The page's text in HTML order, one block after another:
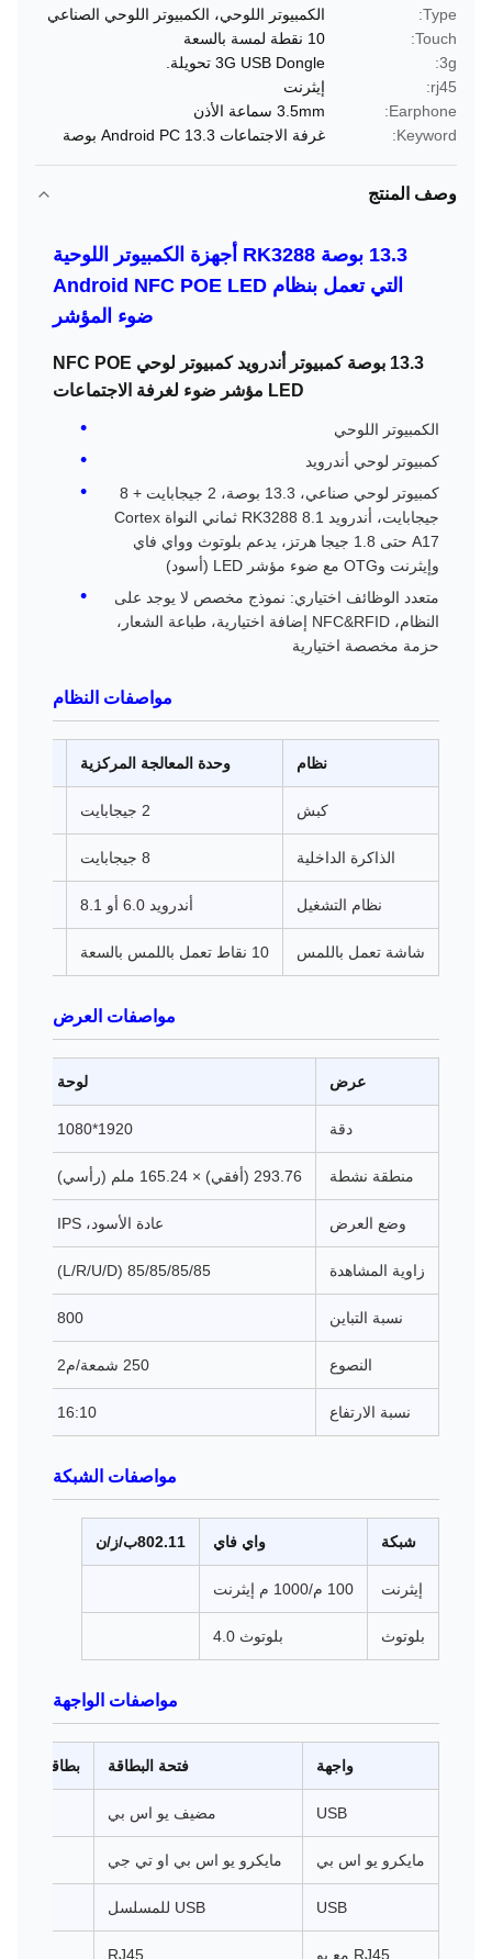
Type:
الكمبيوتر اللوحي، الكمبيوتر اللوحي الصناعي
Touch:
10 نقطة لمسة بالسعة
3g:
3G USB Dongle تحويلة.
rj45:
إيثرنت
Earphone:
3.5mm سماعة الأذن
Keyword:
غرفة الاجتماعات Android PC 13.3 بوصة
وصف المنتج
13.3 بوصة RK3288 أجهزة الكمبيوتر اللوحية
التي تعمل بنظام Android NFC POE LED
ضوء المؤشر
13.3 بوصة كمبيوتر أندرويد كمبيوتر لوحي NFC POE
LED مؤشر ضوء لغرفة الاجتماعات
الكمبيوتر اللوحي
كمبيوتر لوحي أندرويد
كمبيوتر لوحي صناعي، 13.3 بوصة، 2 جيجابايت + 8
جيجابايت، أندرويد 8.1 RK3288 ثماني النواة Cortex
A17 حتى 1.8 جيجا هرتز، يدعم بلوتوث وواي فاي
وإيثرنت وOTG مع ضوء مؤشر LED (أسود)
متعدد الوظائف اختياري: نموذج مخصص لا يوجد على
النظام، NFC&RFID إضافة اختيارية، طباعة الشعار،
حزمة مخصصة اختيارية
مواصفات النظام
نظام وحدة المعالجة المركزية
كبش 2 جيجابايت
الذاكرة الداخلية 8 جيجابايت
نظام التشغيل أندرويد 6.0 أو 8.1
شاشة تعمل باللمس 10 نقاط تعمل باللمس بالسعة
مواصفات العرض
عرض لوحة
دقة 1920*1080
منطقة نشطة 293.76 (أفقي) × 165.24 ملم (رأسي)
وضع العرض عادة الأسود، IPS
زاوية المشاهدة 85/85/85/85 (L/R/U/D)
نسبة التباين 800
النصوع 250 شمعة/م2
نسبة الارتفاع 16:10
مواصفات الشبكة
شبكة واي فاي 802.11ب/ز/ن
إيثرنت 100 م/1000 م إيثرنت
بلوتوث بلوتوث 4.0
مواصفات الواجهة
واجهة فتحة البطاقة بطاقة SD
USB مضيف يو اس بي
مايكرو يو اس بي مايكرو يو اس بي او تي جي
USB USB للمسلسل
RJ45 مع بو RJ45